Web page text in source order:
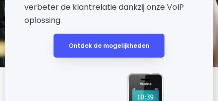
verbeter de klantrelatie dankzij onze VoIP
oplossing.
Ontdek de mogelijkheden